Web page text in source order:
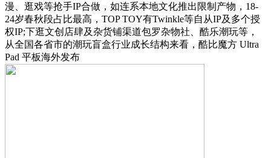
漫、逛戏等抢手IP合做，如连系本地文化推出限制产物，18-
24岁春秋段占比最高，TOP TOY有Twinkle等自从IP及多个授
权IP;下逛文创店肆及杂货铺渠道包罗杂物社、酷乐潮玩等，
从全国各省市的潮玩盲盒行业成长结构来看，酷比魔方 Ultra
Pad 平板海外发布